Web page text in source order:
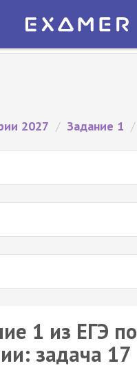
— ЕГЭ 2027
2027 / Задание 1 /
1 из ЕГЭ по
задача 17